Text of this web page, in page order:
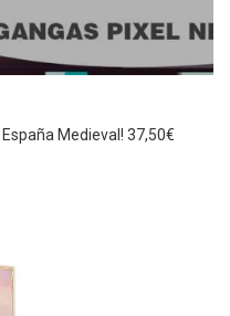
Medieval! 37,50€